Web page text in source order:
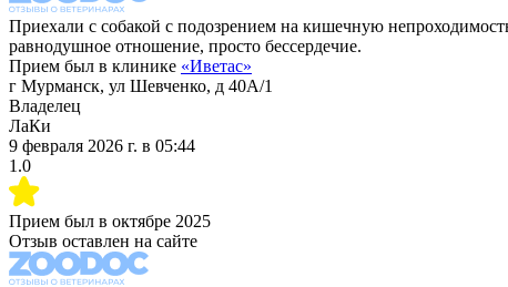
Приехали с собакой с подозрением на кишечную
равнодушное отношение, просто бессердечие.
Прием был в клинике «Иветас»
г Мурманск, ул Шевченко, д 40А/1
Владелец
ЛаКи
9 февраля 2026 г. в 05:44
1.0
Прием был в октябре 2025
Отзыв оставлен на сайте